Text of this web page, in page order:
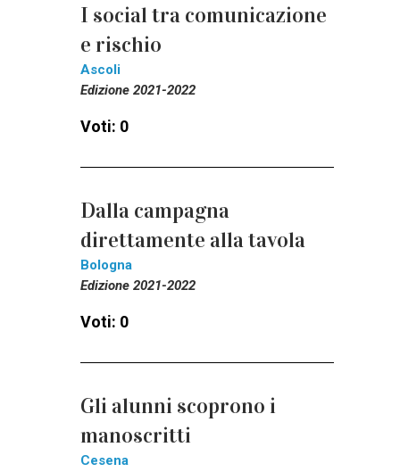
I social tra comunicazione
e rischio
Ascoli
Edizione 2021-2022
Voti: 0
Dalla campagna
direttamente alla tavola
Bologna
Edizione 2021-2022
Voti: 0
Gli alunni scoprono i
manoscritti
Cesena